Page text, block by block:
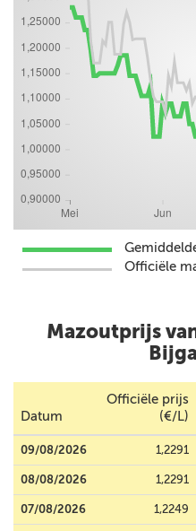
Officiële
Mazoutprijs
Datum
Officiële prijs
(€/L)
09/08/2026 1,2291
08/08/2026 1,2291
07/08/2026 1,2249